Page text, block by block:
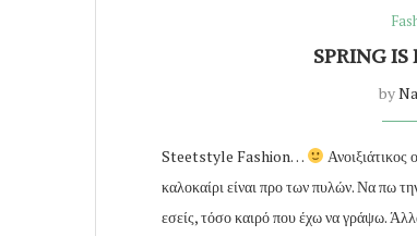
SPRING
by
Steetstyle Fashion…
Ανοιξιάτικος
καλοκαίρι είναι προ των πυλών. Να πω
εσείς, τόσο καιρό που έχω να γράψω.